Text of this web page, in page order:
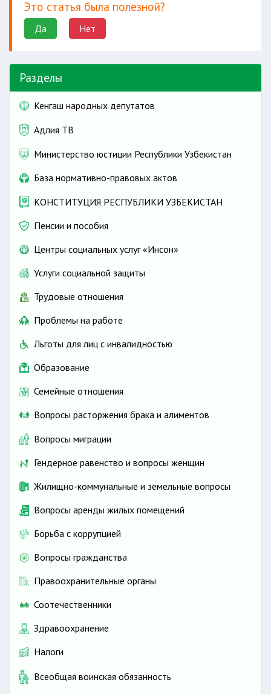
Это статья была полезной?
Да Нет
Разделы
Кенгаш народных депутатов
Адлия ТВ
Министерство юстиции Республики Узбекистан
База нормативно-правовых актов
КОНСТИТУЦИЯ РЕСПУБЛИКИ УЗБЕКИСТАН
Пенсии и пособия
Центры социальных услуг «Инсон»
Услуги социальной защиты
Трудовые отношения
Проблемы на работе
Льготы для лиц с инвалидностью
Образование
Семейные отношения
Вопросы расторжения брака и алиментов
Вопросы миграции
Гендерное равенство и вопросы женщин
Жилищно-коммунальные и земельные вопросы
Вопросы аренды жилых помещений
Борьба с коррупцией
Вопросы гражданства
Правоохранительные органы
Соотечественники
Здравоохранение
Налоги
Всеобщая воинская обязанность